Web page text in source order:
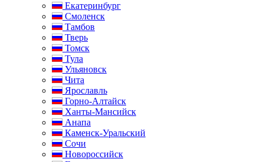
Екатеринбург
Смоленск
Тамбов
Тверь
Томск
Тула
Ульяновск
Чита
Ярославль
Горно-Алтайск
Ханты-Мансийск
Анапа
Каменск-Уральский
Сочи
Новороссийск